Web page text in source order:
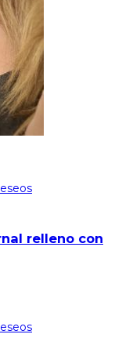
relleno con